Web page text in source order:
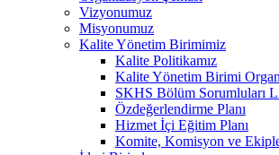
Vizyonumuz
Misyonumuz
Kalite Yönetim Birimimiz
Kalite Politikamız
Kalite Yönetim Birimi
SKHS Bölüm Sorumluları
Özdeğerlendirme Planı
Hizmet İçi Eğitim Planı
Komite, Komisyon ve